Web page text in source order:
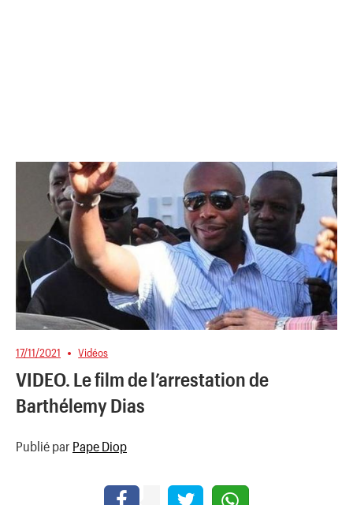
17/11/2021 Vidéos
VIDEO. Le film de l’arrestation de
Barthélemy Dias
Publié par Pape Diop